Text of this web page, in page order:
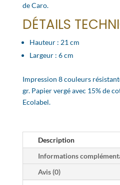
de Caro.
DÉTAILS
Hauteur : 21 cm
Largeur : 6 cm
Impression 8 couleurs
gr. Papier vergé avec 15% de
Ecolabel.
Description
Informations
Avis (0)